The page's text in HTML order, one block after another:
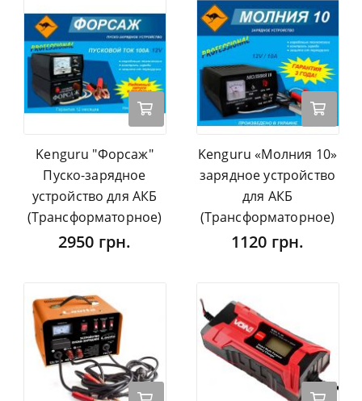
Kenguru "Форсаж"
Пуско-зарядное
устройство для АКБ
(Трансформаторное)
2950 грн.
Kenguru «Молния 10»
зарядное устройство
для АКБ
(Трансформаторное)
1120 грн.